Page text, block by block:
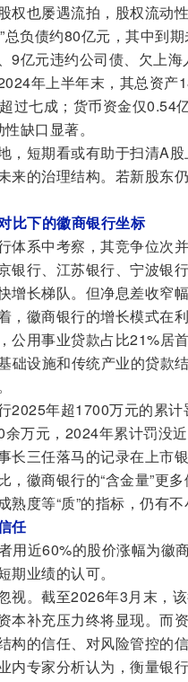
权也屡遇流拍，股权流动性
总负债约80亿元，其中到
9亿元违约公司债、欠上
年上半年末，其总资
过七成；货币资金仅0.54
缺口显著。
，短期看或有助于扫清A
来的治理结构。若新股东
比下的徽商银行坐标
系中考察，其竞争位次并
银行、江苏银行、宁波银
增长梯队。但净息差收窄
，徽商银行的增长模式在
公用事业贷款占比21%居
设施和传统产业的贷款
2025年超1700万元的累
万元，2024年累计罚没
长三任落马的记录在上市
徽商银行的“含金量”更多
度等“质”的指标，仍有不
任
用近60%的股价涨幅为徽
业绩的认可。
视。截至2026年3月末，
本补充压力终将显现。而
的信任、对风险管控的信
内专家分析认为，衡量银